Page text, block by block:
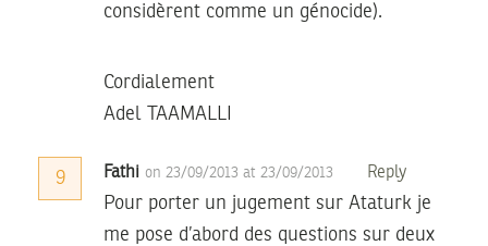
considèrent comme un génocide).
Cordialement
Adel TAAMALLI
9 Fathi on 23/09/2013 at 23/09/2013 Reply
Pour porter un jugement sur Ataturk je
me pose d’abord des questions sur deux